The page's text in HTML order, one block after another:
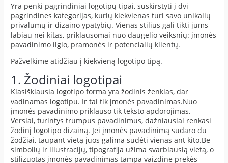
Yra penki pagrindiniai logotipų tipai, suskirstyti į dvi
pagrindines kategorijas, kurių kiekvienas turi savo unikalių
privalumų ir dizaino ypatybių. Vienas stilius gali tikti jums
labiau nei kitas, priklausomai nuo daugelio veiksnių: įmonės
pavadinimo ilgio, pramonės ir potencialių klientų.
Pažvelkime atidžiau į kiekvieną logotipo tipą.
1. Žodiniai logotipai
Klasiškiausia logotipo forma yra žodinis ženklas, dar
vadinamas logotipu. Ir tai tik įmonės pavadinimas.Nuo
įmonės pavadinimo priklauso tik teksto apdorojimas.
Verslai, turintys trumpus pavadinimus, dažniausiai renkasi
žodinį logotipo dizainą. Jei įmonės pavadinimą sudaro du
žodžiai, taupant vietą juos galima sudėti vienas ant kito.Be
simbolių ir iliustracijų, tipografija užima svarbiausią vietą, o
stilizuotas įmonės pavadinimas tampa vaizdine prekės